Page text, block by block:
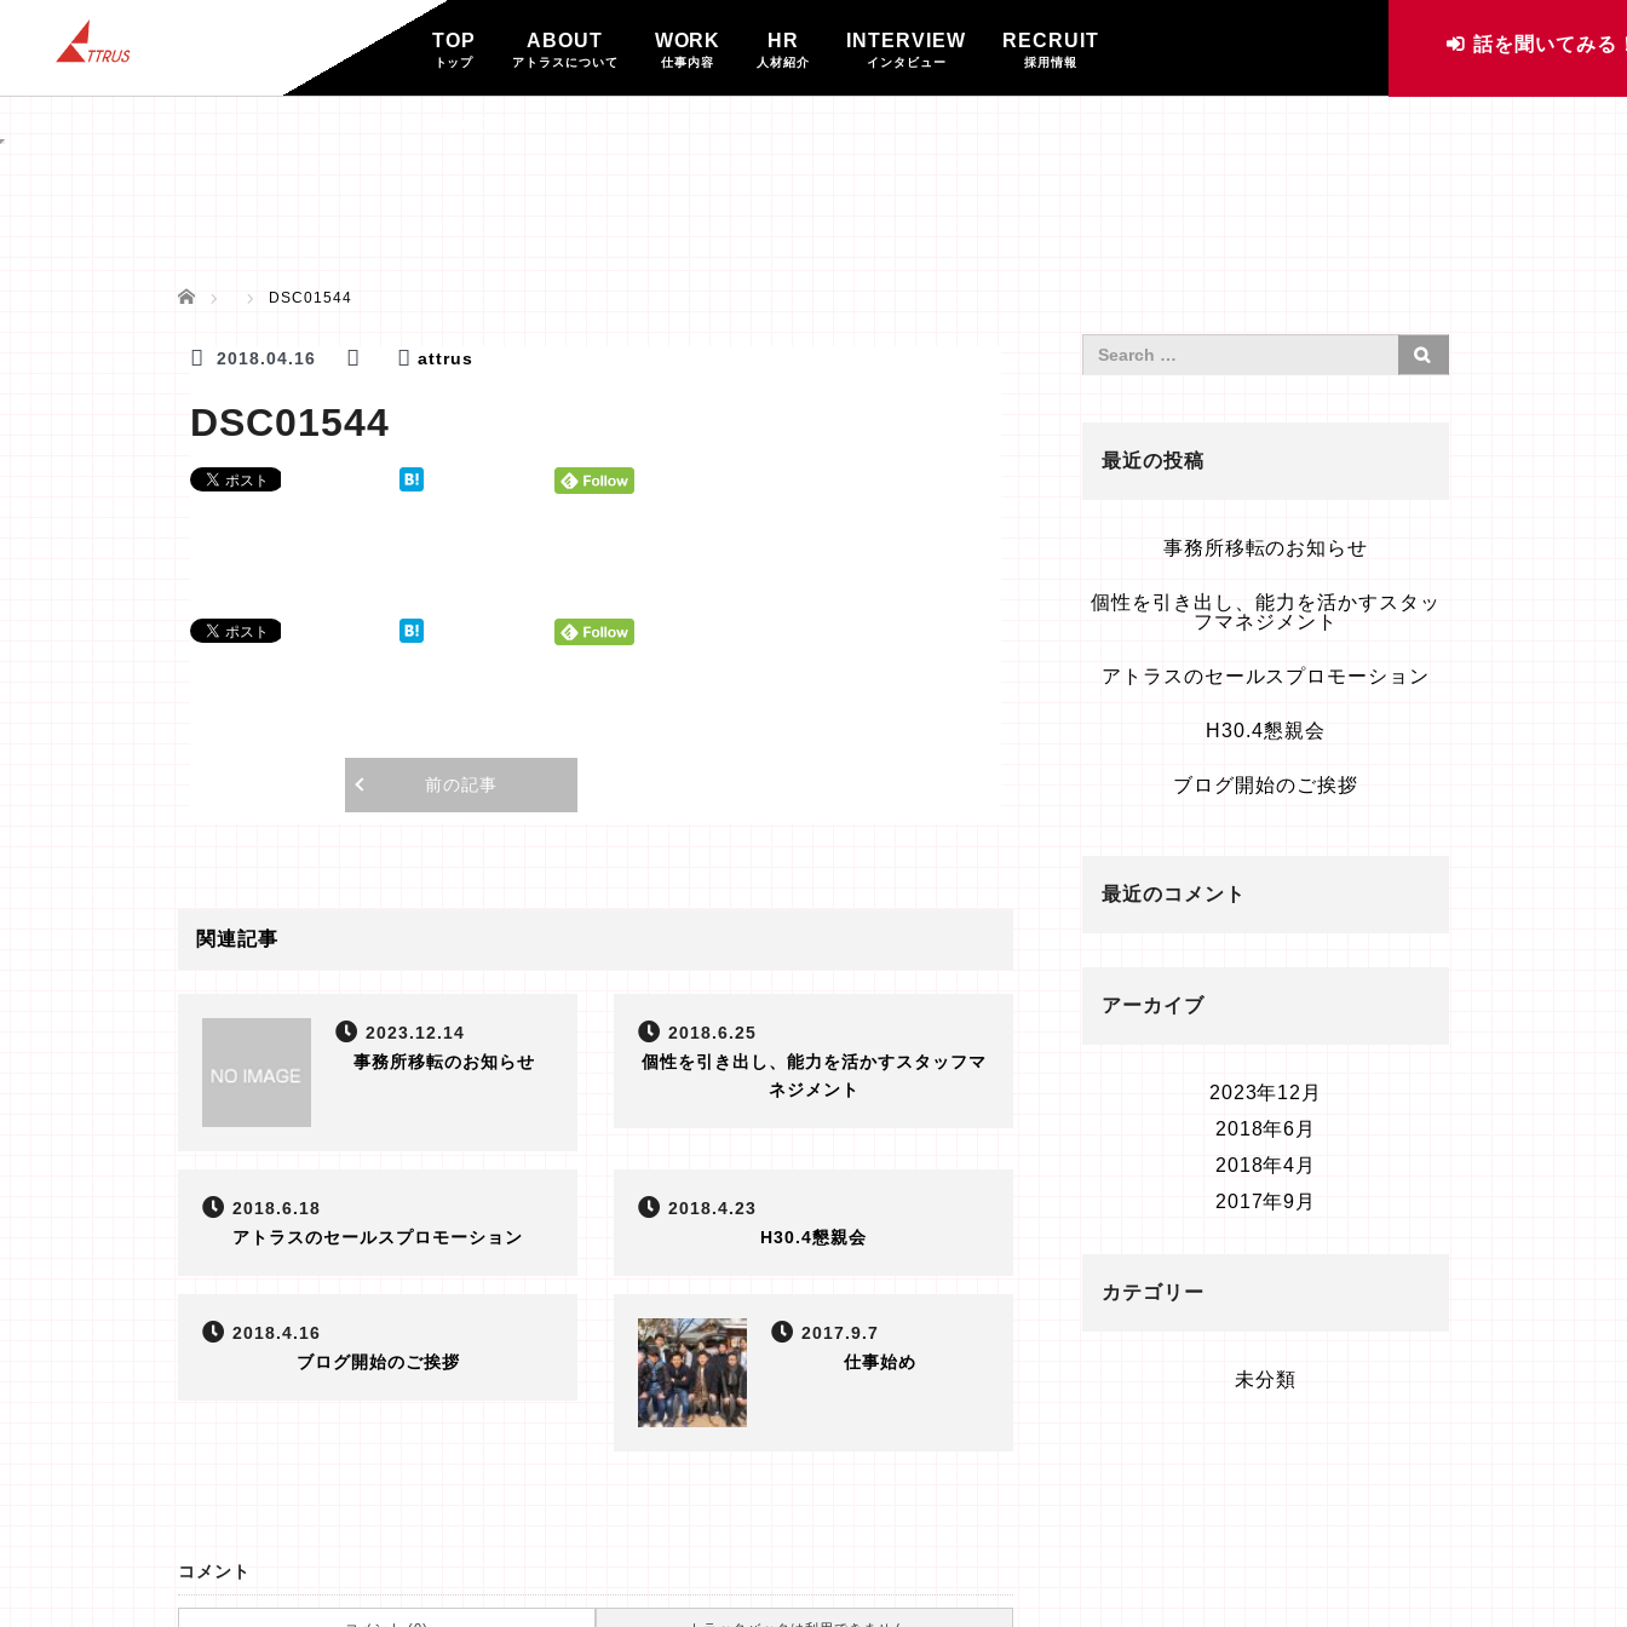
TOP
トップ
ABOUT
アトラスについて
WORK
仕事内容
HR
人材紹介
INTERVIEW
インタビュー
RECRUIT
採用情報
話を聞いてみる
ホーム DSC01544
2018.04.16 attrus
DSC01544
前の記事
関連記事
2023.12.14
事務所移転のお知らせ
2018.6.25
個性を引き出し、能力を活かすスタッフマ
ネジメント
2018.6.18
アトラスのセールスプロモーション
2018.4.23
H30.4懇親会
2018.4.16
ブログ開始のご挨拶
2017.9.7
仕事始め
コメント
最近の投稿
事務所移転のお知らせ
個性を引き出し、能力を活かすスタッ
フマネジメント
アトラスのセールスプロモーション
H30.4懇親会
ブログ開始のご挨拶
最近のコメント
アーカイブ
2023年12月
2018年6月
2018年4月
2017年9月
カテゴリー
未分類